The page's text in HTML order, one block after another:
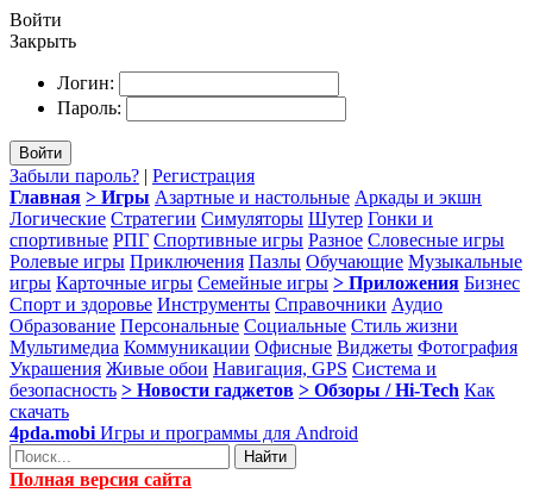
Войти
Закрыть
Логин:
Пароль:
Войти
Забыли пароль? | Регистрация
Главная > Игры Азартные и настольные Аркады и экшн
Логические Стратегии Симуляторы Шутер Гонки и
спортивные РПГ Спортивные игры Разное Словесные игры
Ролевые игры Приключения Пазлы Обучающие Музыкальные
игры Карточные игры Семейные игры > Приложения Бизнес
Спорт и здоровье Инструменты Справочники Аудио
Образование Персональные Социальные Стиль жизни
Мультимедиа Коммуникации Офисные Виджеты Фотография
Украшения Живые обои Навигация, GPS Система и
безопасность > Новости гаджетов > Обзоры / Hi-Tech Как
скачать
4pda.mobi Игры и программы для Android
Найти
Полная версия сайта